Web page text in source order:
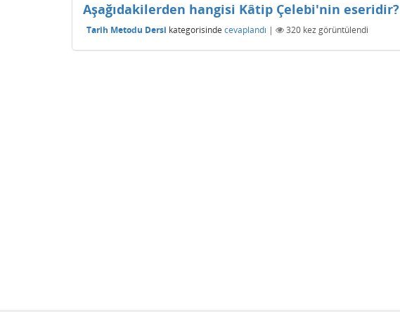
Aşağıdakilerden hangisi Kâtip Çelebi'nin eseridir?
Tarih Metodu Dersi kategorisinde cevaplandı | 320 kez görüntülendi